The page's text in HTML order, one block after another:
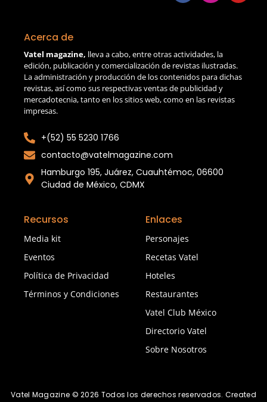
Acerca de
Vatel magazine, lleva a cabo, entre otras actividades, la
edición, publicación y comercialización de revistas ilustradas.
La administración y producción de los contenidos para dichas
revistas, así como sus respectivas ventas de publicidad y
mercadotecnia, tanto en los sitios web, como en las revistas
impresas.
+(52) 55 5230 1766
contacto@vatelmagazine.com
Hamburgo 195, Juárez, Cuauhtémoc, 06600
Ciudad de México, CDMX
Recursos
Media kit
Eventos
Política de Privacidad
Términos y Condiciones
Enlaces
Personajes
Recetas Vatel
Hoteles
Restaurantes
Vatel Club México
Directorio Vatel
Sobre Nosotros
Vatel Magazine © 2026 Todos los derechos reservados. Created